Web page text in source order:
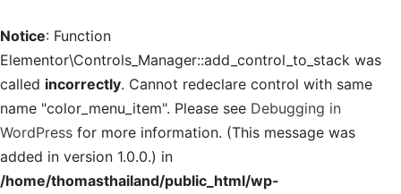
Notice: Function
Elementor\Controls_Manager::add_control_to_stack was
called incorrectly. Cannot redeclare control with same
name "color_menu_item". Please see Debugging in
WordPress for more information. (This message was
added in version 1.0.0.) in
/home/thomasthailand/public_html/wp-